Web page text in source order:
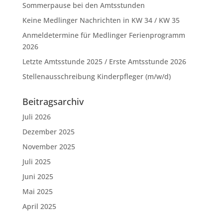
Sommerpause bei den Amtsstunden
Keine Medlinger Nachrichten in KW 34 / KW 35
Anmeldetermine für Medlinger Ferienprogramm
2026
Letzte Amtsstunde 2025 / Erste Amtsstunde 2026
Stellenausschreibung Kinderpfleger (m/w/d)
Beitragsarchiv
Juli 2026
Dezember 2025
November 2025
Juli 2025
Juni 2025
Mai 2025
April 2025